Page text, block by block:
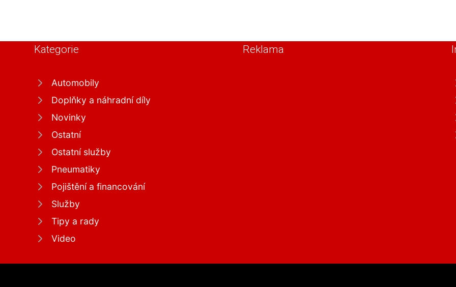
Kategorie
Automobily
Doplňky a náhradní díly
Novinky
Ostatní
Ostatní služby
Pneumatiky
Pojištění a financování
Služby
Tipy a rady
Video
Reklama